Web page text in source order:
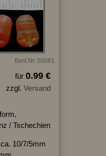
Best.Nr.:50081
für 0.99 €
zzgl. Versand
/ Tschechien
10/7/5mm